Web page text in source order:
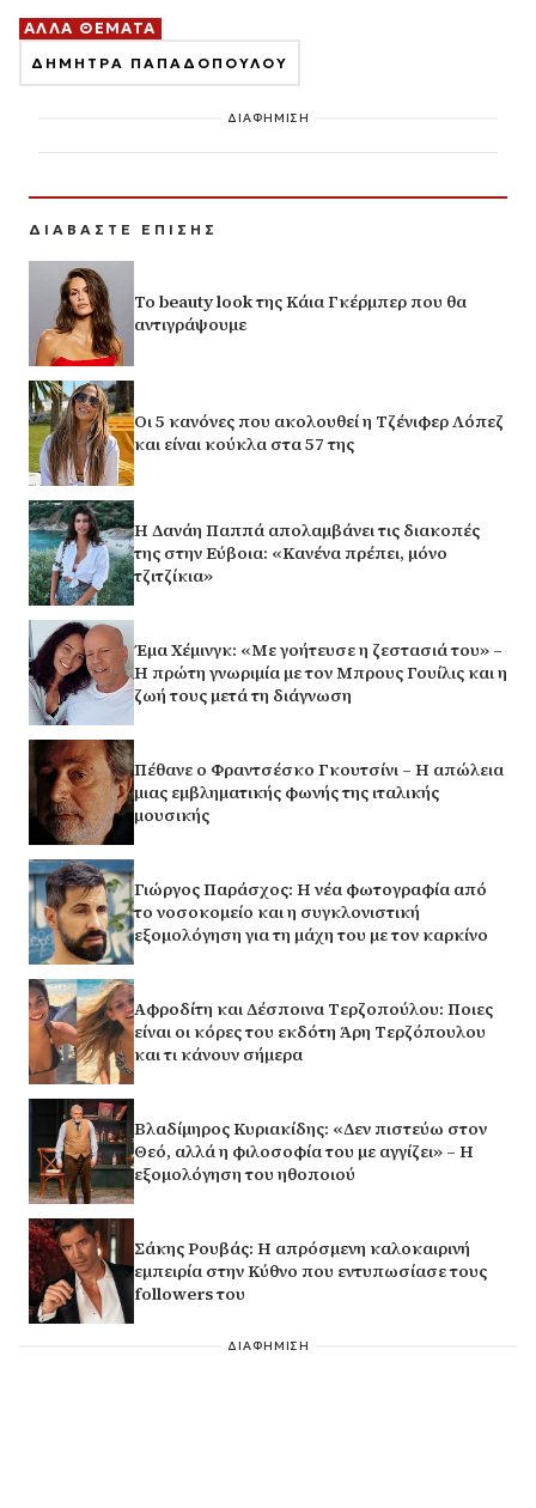
ΑΛΛΑ ΘΕΜΑΤΑ
ΔΗΜΗΤΡΑ ΠΑΠΑΔΟΠΟΥΛΟΥ
ΔΙΑΦΗΜΙΣΗ
ΔΙΑΒΑΣΤΕ ΕΠΙΣΗΣ
Το beauty look της Κάια Γκέρμπερ που θα
αντιγράψουμε
Οι 5 κανόνες που ακολουθεί η Τζένιφερ Λόπεζ
και είναι κούκλα στα 57 της
Η Δανάη Παππά απολαμβάνει τις διακοπές
της στην Εύβοια: «Κανένα πρέπει, μόνο
τζιτζίκια»
Έμα Χέμινγκ: «Με γοήτευσε η ζεστασιά του» –
Η πρώτη γνωριμία με τον Μπρους Γουίλις και η
ζωή τους μετά τη διάγνωση
Πέθανε ο Φραντσέσκο Γκουτσίνι – Η απώλεια
μιας εμβληματικής φωνής της ιταλικής
μουσικής
Γιώργος Παράσχος: Η νέα φωτογραφία από
το νοσοκομείο και η συγκλονιστική
εξομολόγηση για τη μάχη του με τον καρκίνο
Αφροδίτη και Δέσποινα Τερζοπούλου: Ποιες
είναι οι κόρες του εκδότη Άρη Τερζόπουλου
και τι κάνουν σήμερα
Βλαδίμηρος Κυριακίδης: «Δεν πιστεύω στον
Θεό, αλλά η φιλοσοφία του με αγγίζει» – Η
εξομολόγηση του ηθοποιού
Σάκης Ρουβάς: Η απρόσμενη καλοκαιρινή
εμπειρία στην Κύθνο που εντυπωσίασε τους
followers του
ΔΙΑΦΗΜΙΣΗ